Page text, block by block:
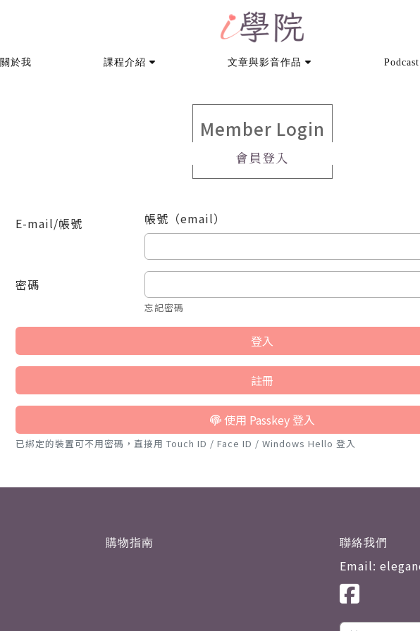
關於我 課程介紹 文章與影音作品 Podcast
Member Login
會員登入
E-mail/帳號 帳號（email）
密碼
忘記密碼
登入
註冊
使用 Passkey 登入
已綁定的裝置可不用密碼，直接用 Touch ID / Face ID / Windows Hello 登入
購物指南 聯絡我們
Email: